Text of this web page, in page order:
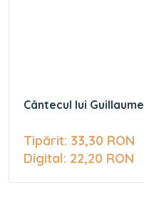
Cântecul lui Guillaume
Tipărit: 33,30 RON
Digital: 22,20 RON